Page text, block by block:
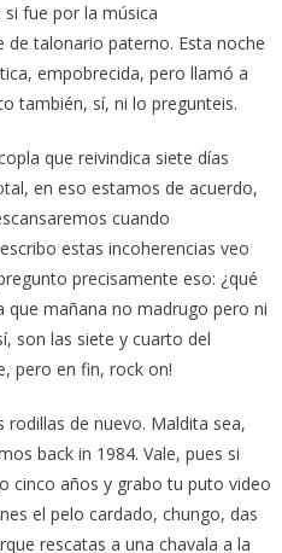
fue por la música
talonario paterno. Esta noche
empobrecida, pero llamó a
también, sí, ni lo pregunteis.
que reivindica siete días
en eso estamos de acuerdo,
cuando
estas incoherencias veo
precisamente eso: ¿qué
que mañana no madrugo pero ni
son las siete y cuarto del
pero en fin, rock on!
de nuevo. Maldita sea,
back in 1984. Vale, pues si
cinco años y grabo tu puto video
el pelo cardado, chungo, das
rescatas a una chavala a la